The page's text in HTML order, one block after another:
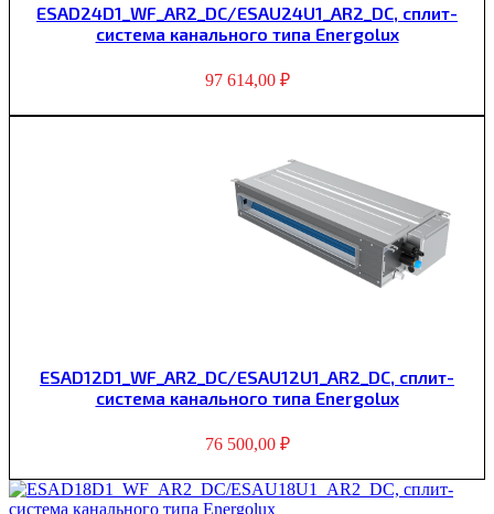
ESAD24D1_WF_AR2_DC/ESAU24U1_AR2_DC, сплит-
система канального типа Energolux
97 614,00 ₽
ESAD12D1_WF_AR2_DC/ESAU12U1_AR2_DC, сплит-
система канального типа Energolux
76 500,00 ₽